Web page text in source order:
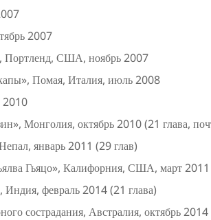
2007
Портленд, США, ноябрь 2007
Помая, Италия, июль 2008
2010
Монголия, октябрь 2010 (21 глава,
январь 2011 (29 глав)
Гьяцо», Калифорния, США, март 2011
Индия, февраль 2014 (21 глава)
сострадания, Австралия, октябрь 2014